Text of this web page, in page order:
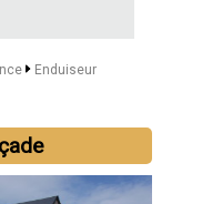
Enduiseur